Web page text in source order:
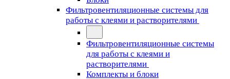
Фильтровентиляционные системы для
работы с клеями и растворителями
Фильтровентиляционные системы
для работы с клеями и
растворителями
Комплекты и блоки